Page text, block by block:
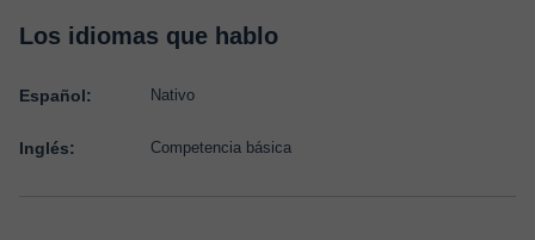
Los idiomas que hablo
Español: Nativo
Inglés: Competencia básica